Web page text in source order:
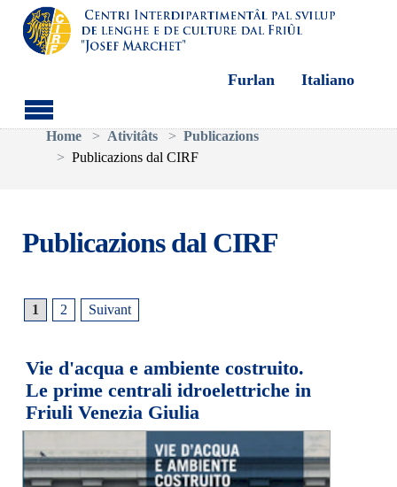
Aller au contenu principal
Furlan Italiano
Vous êtes ici:
Home
Ativitâts
Publicazions
Publicazions dal CIRF
Publicazions dal CIRF
1 2 Suivant
Vie d'acqua e ambiente costruito.
Le prime centrali idroelettriche in
Friuli Venezia Giulia